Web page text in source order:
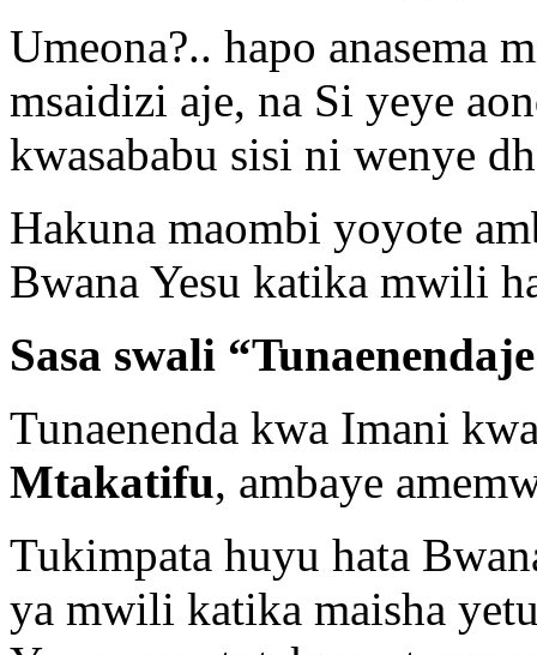
Umeona?.. hapo anasema
msaidizi aje, na Si yeye
kwasababu sisi ni wenye
Hakuna maombi yoyote
Bwana Yesu katika mwili
Sasa swali
Tunaenenda kwa Imani
Mtakatifu, ambaye
Tukimpata huyu hata
ya mwili katika maisha